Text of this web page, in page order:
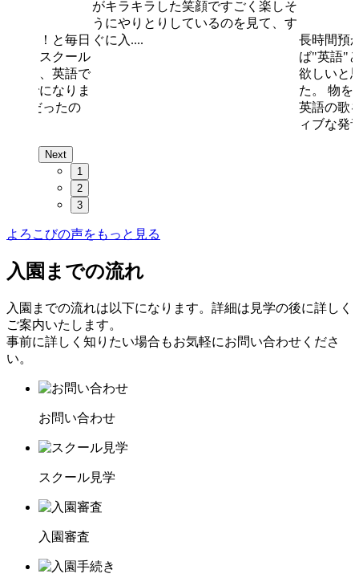
い！！と毎日
ではスクール
たり、英語で
までになりま
のみだったの
がキラキラした笑顔ですごく楽しそ
うにやりとりしているのを見て、す
ぐに入....
長時間預
ば"英語"
欲しいと
た。 物を
英語の歌
ィブな発
Next
1
2
3
よろこびの声をもっと見る
入園までの流れ
入園までの流れは以下になります。詳細は見学の後に詳しく
ご案内いたします。
事前に詳しく知りたい場合もお気軽にお問い合わせくださ
い。
お問い合わせ
スクール見学
入園審査